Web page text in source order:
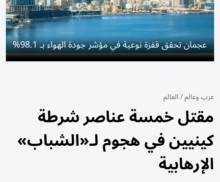
عجمان تحقق قفزة نوعية في مؤشر جودة الهواء بـ 98.1%
عرب وعالم/العالم
مقتل خمسة عناصر شرطة
كينيين في هجوم لـ«الشباب»
الإرهابية